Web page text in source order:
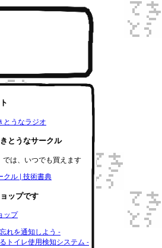
とうなラジオ
とうなサークル
では、いつでも買えます
クル | 技術書典
ップです
ップ
れを通知しよう -
トイレ使用検知システム -